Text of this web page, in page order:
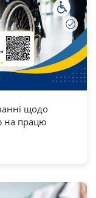
щодо
на працю